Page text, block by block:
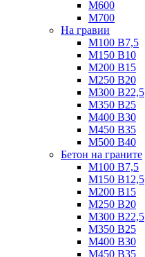
М600
М700
На гравии
М100 B7,5
М150 B10
М200 B15
М250 B20
М300 B22,5
М350 B25
М400 B30
М450 B35
М500 B40
Бетон на граните
М100 B7,5
М150 B12,5
М200 B15
М250 B20
М300 B22,5
М350 B25
М400 B30
М450 B35